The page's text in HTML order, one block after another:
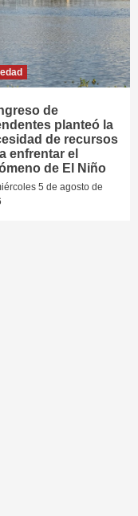
de
planteó la
de recursos
enfrentar el
de El Niño
5 de agosto de